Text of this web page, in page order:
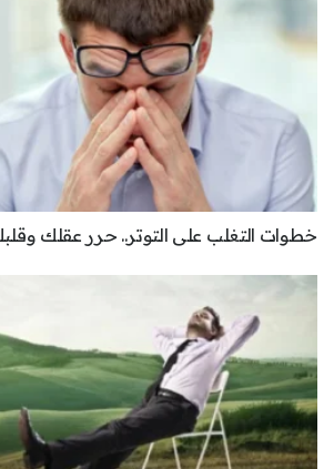
خطوات التغلب على التوتر.. حرر عقلك